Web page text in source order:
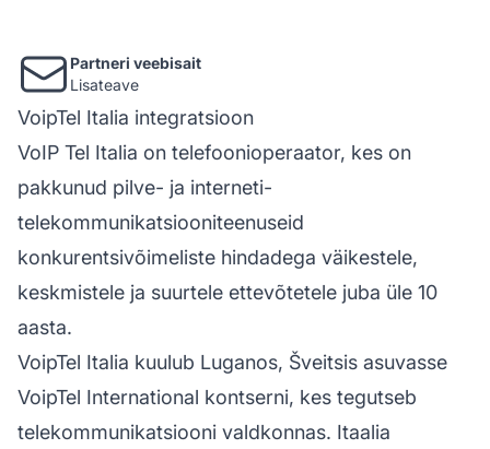
Partneri veebisait
Lisateave
VoipTel Italia integratsioon
VoIP Tel Italia on telefoonioperaator, kes on
pakkunud pilve- ja interneti-
telekommunikatsiooniteenuseid
konkurentsivõimeliste hindadega väikestele,
keskmistele ja suurtele ettevõtetele juba üle 10
aasta.
VoipTel Italia kuulub Luganos, Šveitsis asuvasse
VoipTel International kontserni, kes tegutseb
telekommunikatsiooni valdkonnas. Itaalia